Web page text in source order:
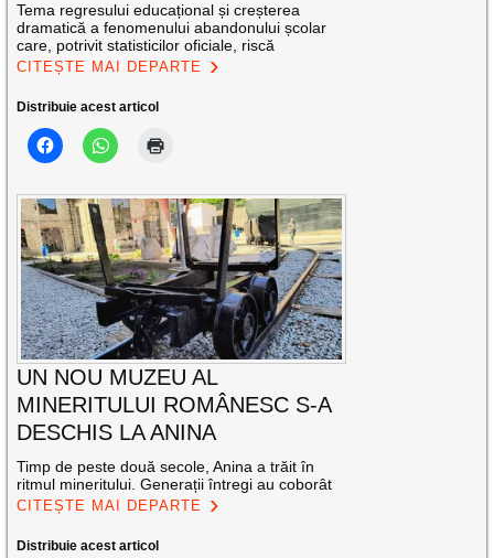
Tema regresului educațional și creșterea
dramatică a fenomenului abandonului școlar
care, potrivit statisticilor oficiale, riscă
CITEȘTE MAI DEPARTE
Distribuie acest articol
UN NOU MUZEU AL
MINERITULUI ROMÂNESC S-A
DESCHIS LA ANINA
Timp de peste două secole, Anina a trăit în
ritmul mineritului. Generații întregi au coborât
CITEȘTE MAI DEPARTE
Distribuie acest articol